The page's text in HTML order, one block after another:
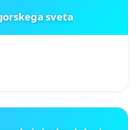
sveta